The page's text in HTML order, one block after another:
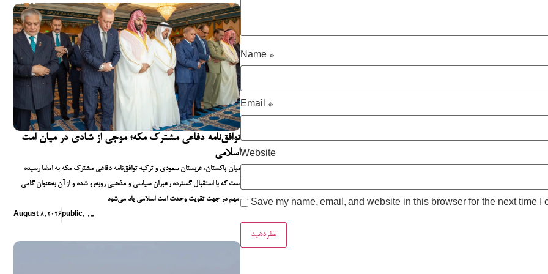
توافق‌نامه دفاعی مشترک مکه؛ موجی از شادی در میان امت
اسلامی
میان پاکستان، عربستان سعودی و ترکیه توافق‌نامه دفاعی مشترک مکه به امضا رسیده
است که با استقبال گسترده رهبران سیاسی و مذهبی روبه‌رو شده و از آن به‌عنوان گامی
مهم در جهت تقویت وحدت امت اسلامی یاد می‌شود.
August 8, 2026 public, ,,,
Name *
Email *
Website
Save my name, email, and website in this browser for the next time I